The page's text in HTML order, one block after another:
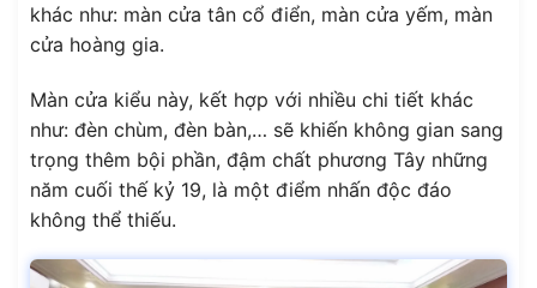
khác như: màn cửa tân cổ điển, màn cửa yếm, màn
cửa hoàng gia.
Màn cửa kiểu này, kết hợp với nhiều chi tiết khác
như: đèn chùm, đèn bàn,… sẽ khiến không gian sang
trọng thêm bội phần, đậm chất phương Tây những
năm cuối thế kỷ 19, là một điểm nhấn độc đáo
không thể thiếu.